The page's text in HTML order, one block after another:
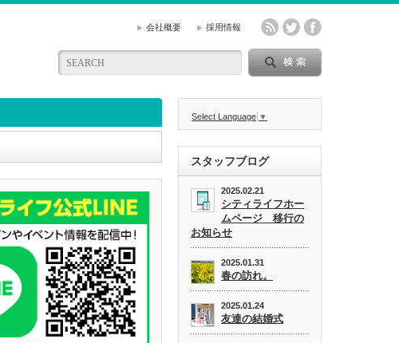
会社概要 採用情報
Select Language ▼
スタッフブログ
2025.02.21
シティライフホー
ムページ 移行の
お知らせ
2025.01.31
春の訪れ。
2025.01.24
友達の結婚式